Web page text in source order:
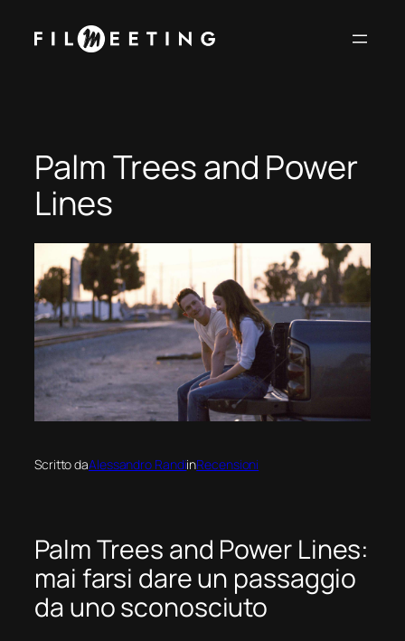
Palm Trees and Power
Lines
Scritto daAlessandro RandiinRecensioni
Palm Trees and Power Lines:
mai farsi dare un passaggio
da uno sconosciuto